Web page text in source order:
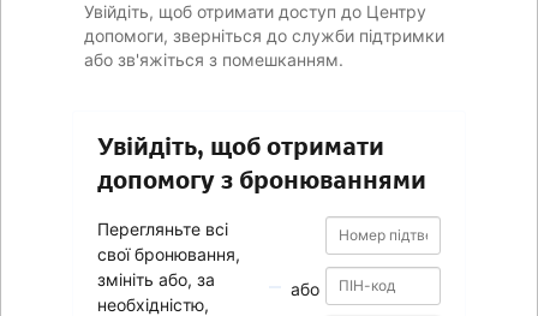
Увійдіть, щоб отримати доступ до Центру
допомоги, зверніться до служби підтримки
або зв'яжіться з помешканням.
Увійдіть, щоб отримати
допомогу з бронюваннями
Перегляньте всі
свої бронювання,
змініть або, за
необхідністю,
або
Номер
підтвердження
Номер
підтвердження